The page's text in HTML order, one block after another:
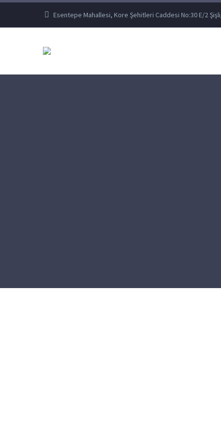
Esentepe Mahallesi, Kore Şehitleri Caddesi No:30 E/2